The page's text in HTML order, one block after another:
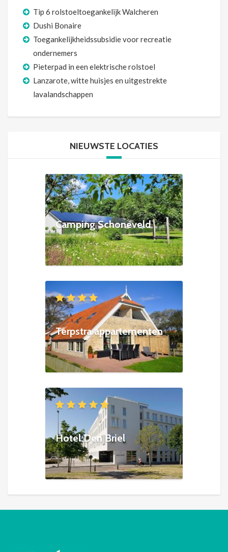
Tip 6 rolstoeltoegankelijk Walcheren
Dushi Bonaire
Toegankelijkheidssubsidie voor recreatie
ondernemers
Pieterpad in een elektrische rolstoel
Lanzarote, witte huisjes en uitgestrekte
lavalandschappen
NIEUWSTE LOCATIES
Camping Schoneveld
Terpstra appartementen
Hotel Den Briel